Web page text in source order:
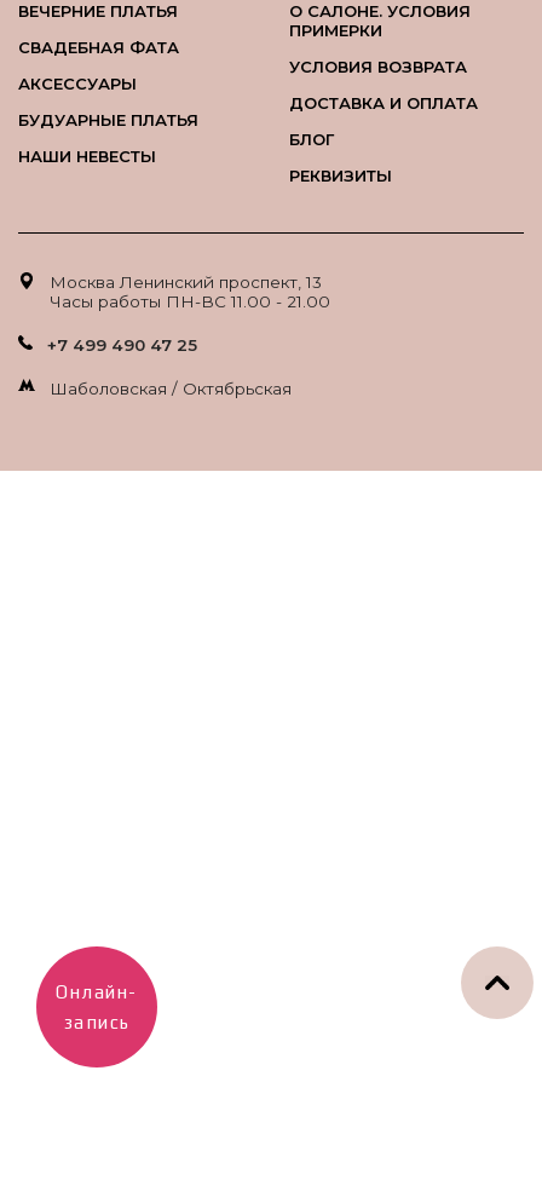
ВЕЧЕРНИЕ ПЛАТЬЯ
СВАДЕБНАЯ ФАТА
АКСЕССУАРЫ
БУДУАРНЫЕ ПЛАТЬЯ
НАШИ НЕВЕСТЫ
О САЛОНЕ. УСЛОВИЯ
ПРИМЕРКИ
УСЛОВИЯ ВОЗВРАТА
ДОСТАВКА И ОПЛАТА
БЛОГ
РЕКВИЗИТЫ
Москва Ленинский проспект, 13
Часы работы ПН-ВС 11.00 - 21.00
+7 499 490 47 25
Шаболовская / Октябрьская
Онлайн-
запись